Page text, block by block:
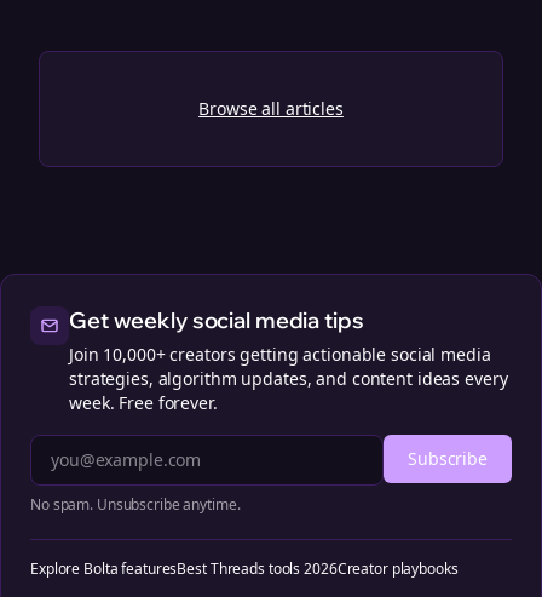
Browse all articles
Get weekly social media tips
Join 10,000+ creators getting actionable social media
strategies, algorithm updates, and content ideas every
week. Free forever.
Subscribe
No spam. Unsubscribe anytime.
Explore Bolta featuresBest Threads tools 2026Creator playbooks